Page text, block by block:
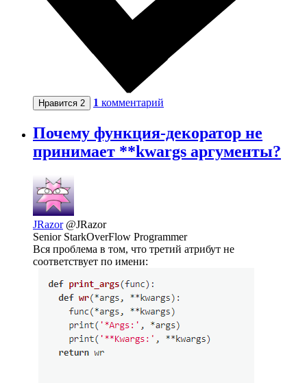
Нравится 2 1 комментарий
Почему функция-декоратор не
принимает **kwargs аргументы?
JRazor @JRazor
Senior StarkOverFlow Programmer
Вся проблема в том, что третий атрибут не
соответствует по имени: